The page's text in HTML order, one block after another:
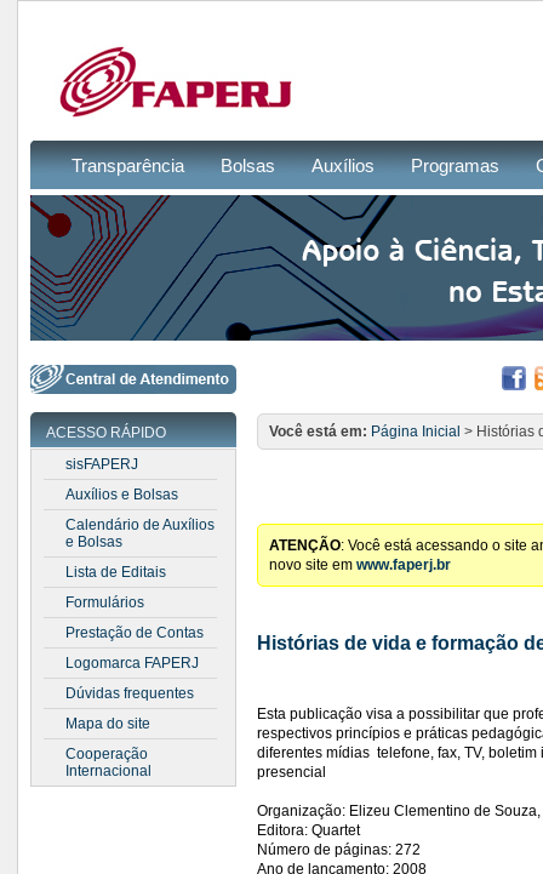
Transparência Bolsas Auxílios Programas
ACESSO RÁPIDO
sisFAPERJ
Auxílios e Bolsas
Calendário de Auxílios
e Bolsas
Lista de Editais
Formulários
Prestação de Contas
Logomarca FAPERJ
Dúvidas frequentes
Mapa do site
Cooperação
Internacional
Você está em: Página Inicial > Histórias
ATENÇÃO: Você está acessando o site
novo site em www.faperj.br
Histórias de vida e formação
Esta publicação visa a possibilitar que
respectivos princípios e práticas
diferentes mídias  telefone, fax, TV,
presencial
Organização: Elizeu Clementino de
Editora: Quartet
Número de páginas: 272
Ano de lançamento: 2008